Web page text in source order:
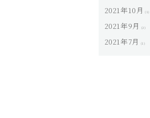
2021年10月 (1)
2021年9月 (2)
2021年7月 (1)